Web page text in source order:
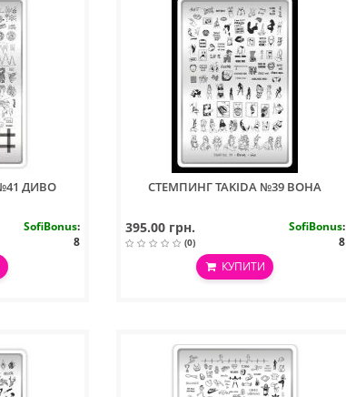
ДИВО
SofiBonus:
8
СТЕМПИНГ TAKIDA №39 ВОНА
395.00 грн.
(0)
SofiBonus:
8
КУПИТИ